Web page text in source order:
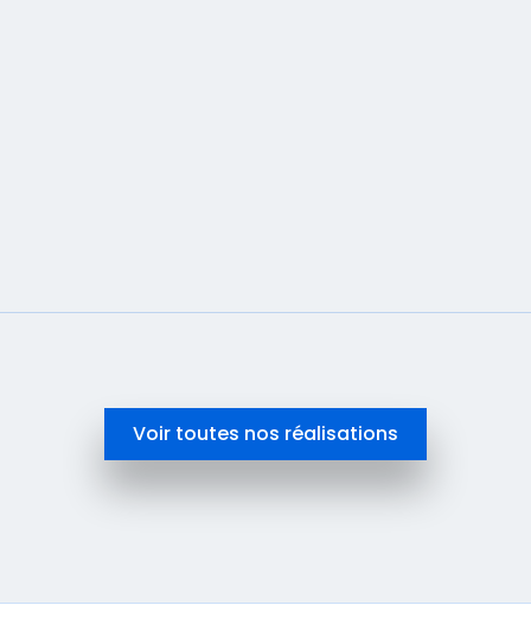
Voir toutes nos réalisations